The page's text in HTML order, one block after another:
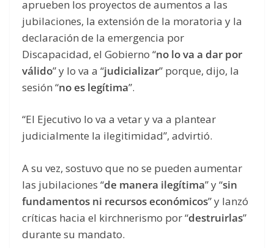
aprueben los proyectos de aumentos a las
jubilaciones, la extensión de la moratoria y la
declaración de la emergencia por
Discapacidad, el Gobierno “no lo va a dar por
válido” y lo va a “judicializar” porque, dijo, la
sesión “no es legítima”.
“El Ejecutivo lo va a vetar y va a plantear
judicialmente la ilegitimidad”, advirtió.
A su vez, sostuvo que no se pueden aumentar
las jubilaciones “de manera ilegítima” y “sin
fundamentos ni recursos económicos” y lanzó
críticas hacia el kirchnerismo por “destruirlas”
durante su mandato.